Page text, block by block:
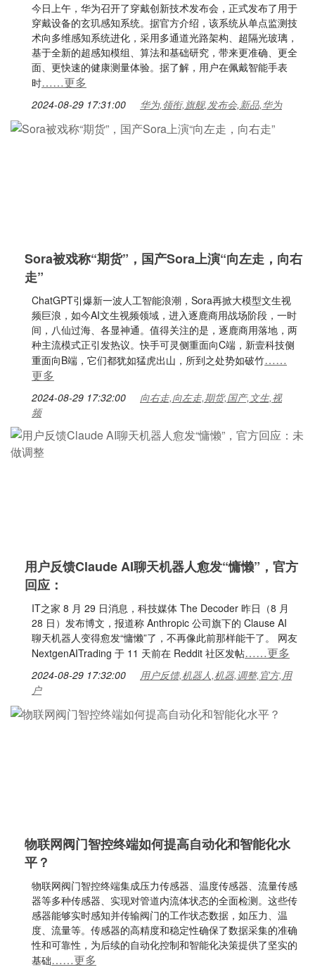
今日上午，华为召开了穿戴创新技术发布会，正式发布了用于
穿戴设备的玄玑感知系统。据官方介绍，该系统从单点监测技
术向多维感知系统进化，采用多通道光路架构、超隔光玻璃，
基于全新的超感知模组、算法和基础研究，带来更准确、更全
面、更快速的健康测量体验。据了解，用户在佩戴智能手表
时……更多
2024-08-29 17:31:00 华为,领衔,旗舰,发布会,新品,华为
Sora被戏称“期货”，国产Sora上演“向左走，向右
走”
ChatGPT引爆新一波人工智能浪潮，Sora再掀大模型文生视
频巨浪，如今AI文生视频领域，进入逐鹿商用战场阶段，一时
间，八仙过海、各显神通。值得关注的是，逐鹿商用落地，两
种主流模式正引发热议。快手可灵侧重面向C端，新壹科技侧
重面向B端，它们都犹如猛虎出山，所到之处势如破竹……
更多
2024-08-29 17:32:00
向右走,向左走,期货,国产,文生,视
频
用户反馈Claude AI聊天机器人愈发“慵懒”，官方
回应：
IT之家 8 月 29 日消息，科技媒体 The Decoder 昨日（8 月
28 日）发布博文，报道称 Anthropic 公司旗下的 Clause AI
聊天机器人变得愈发“慵懒”了，不再像此前那样能干了。 网友
NextgenAITrading 于 11 天前在 Reddit 社区发帖……更多
2024-08-29 17:32:00
用户反馈,机器人,机器,调整,官方,用
户
物联网阀门智控终端如何提高自动化和智能化水
平？
物联网阀门智控终端集成压力传感器、温度传感器、流量传感
器等多种传感器、实现对管道内流体状态的全面检测。这些传
感器能够实时感知并传输阀门的工作状态数据，如压力、温
度、流量等。传感器的高精度和稳定性确保了数据采集的准确
性和可靠性，为后续的自动化控制和智能化决策提供了坚实的
基础……更多